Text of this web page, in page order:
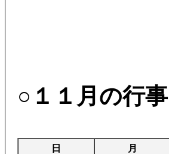
○１１月の行事
日 月